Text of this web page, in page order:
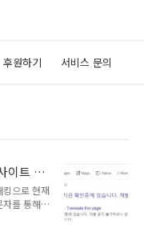
후원하기 서비스 문의
이트 접
킹으로 현재
자를 통해
. 안타깝게